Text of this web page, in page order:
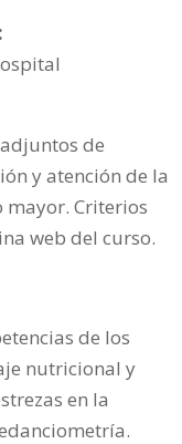
de
y atención de la
Criterios
web del curso.
de los
nutricional y
en la